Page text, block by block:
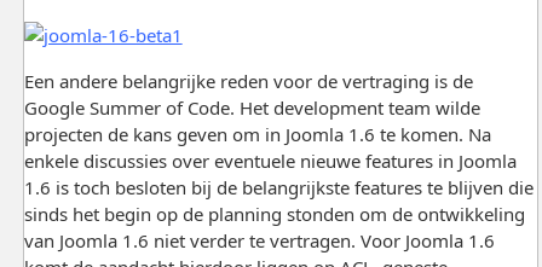
Een andere belangrijke reden voor de vertraging is de
Google Summer of Code. Het development team wilde
projecten de kans geven om in Joomla 1.6 te komen. Na
enkele discussies over eventuele nieuwe features in Joomla
1.6 is toch besloten bij de belangrijkste features te blijven die
sinds het begin op de planning stonden om de ontwikkeling
van Joomla 1.6 niet verder te vertragen. Voor Joomla 1.6